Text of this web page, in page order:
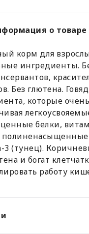
о товаре
корм для
ингредиенты.
Без глютена.
которые
ценные белки,
3 (тунец).
и богат
работу